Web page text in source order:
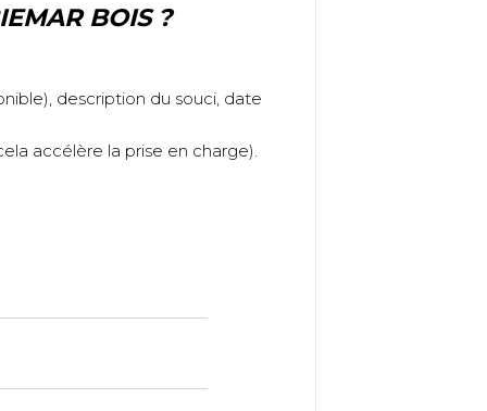
BOIS ?
description du souci, date
accélère la prise en charge).